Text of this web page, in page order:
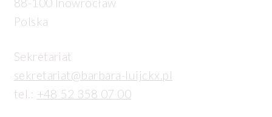
88-100 Inowrocław
Polska
Sekretariat
sekretariat@barbara-luijckx.pl
tel.: +48 52 358 07 00